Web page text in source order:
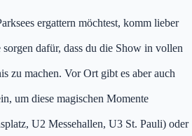
ergattern möchtest, komm lieber
dafür, dass du die Show in vollen
zu machen. Vor Ort gibt es aber auch
um diese magischen Momente
U2 Messehallen, U3 St. Pauli) oder